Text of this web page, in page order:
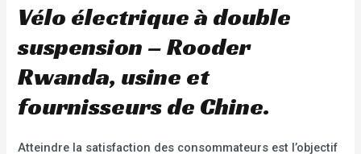
Vélo électrique à double
suspension – Rooder
Rwanda, usine et
fournisseurs de Chine.
Atteindre la satisfaction des consommateurs est l’objectif